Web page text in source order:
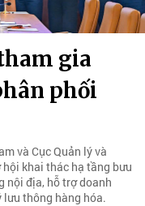
gia
phối
và Cục Quản lý và
khai thác hạ tầng bưu
nội địa, hỗ trợ doanh
lưu thông hàng hóa.